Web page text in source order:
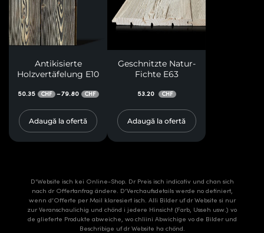
Antikisierte
Holzvertäfelung E10
50.35 CHF –79.80 CHF
Adaugă la ofertă
Geschnitzte Natur-
Fichte E63
53.20 CHF
Adaugă la ofertă
D'Website isch kei Online-Shop. Dr Preis isch indicativ und chan sich
nach dr Offertanfrag ändere. D’Verchaufsdetails werde no definiert,
wenn d’Offerte per Mail klaresiert isch. Alli Bilder uf dr Website si nur
zur Veranschaulichig und chönd i jedere Hinsicht (Farb, Usseh usw.) vo
de glieferte Produkte abweiche, wo chliini Abwichige vo de Bilder und
Beschribige uf dr Website ha chönd.